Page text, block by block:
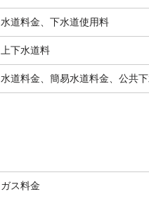
水道料金、下水道使用料
上下水道料
水道料金、簡易水道料金、公共
ガス料金